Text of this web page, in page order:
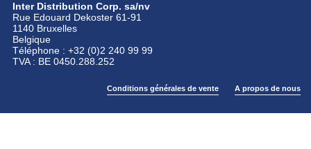
Inter Distribution Corp. sa/nv
Rue Edouard Dekoster 61-91
1140 Bruxelles
Belgique
Téléphone : +32 (0)2 240 99 99
TVA : BE 0450.288.252
Conditions générales de vente A propos de nous